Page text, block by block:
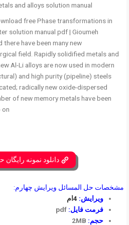
and alloys solution manual
free Phase transformations in
solution manual pdf | Gioumeh
have been many new
field. Rapidly solidified metals and
Al-Li alloys are now used in modern
and high purity (pipeline) steels
radically new oxide-dispersed
of new memory metals have been
دانلود نمونه
مشخصات حل المسائل ویرایش چهارم:
ویرایش: 4ام
فرمت فایل: pdf
حجم: